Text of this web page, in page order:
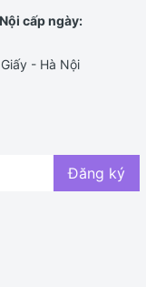
cấp ngày:
- Hà Nội
Đăng ký